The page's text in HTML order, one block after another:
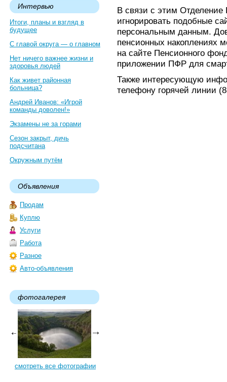
Интервью
Итоги, планы и взгляд в
будущее
С главой округа — о главном
Нет ничего важнее жизни и
здоровья людей
Как живет районная
больница?
Андрей Иванов: «Игрой
команды доволен!»
Экзамены не за горами
Сезон закрыт, дичь
подсчитана
Окружным путём
Объявления
Продам
Куплю
Услуги
Работа
Разное
Авто-объявления
фотогалерея
смотреть все фотографии
В связи с этим
игнорировать подобные
персональным данным.
пенсионных накоплениях
на сайте Пенсионного
приложении ПФР для
Также интересующую
телефону горячей линии